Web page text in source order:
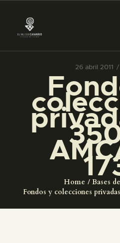
26 abril 2011
Home Bases
Fondos y colecciones
PREPARAR
ACTIVIDADES
EL MUSEO